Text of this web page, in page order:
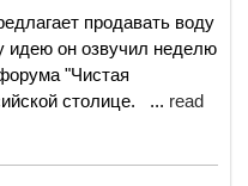
продавать воду
идею он озвучил неделю
"Чистая
столице. ... read